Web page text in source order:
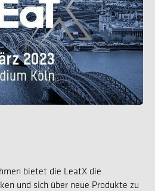
bietet die LeatX die
und sich über neue Produkte zu